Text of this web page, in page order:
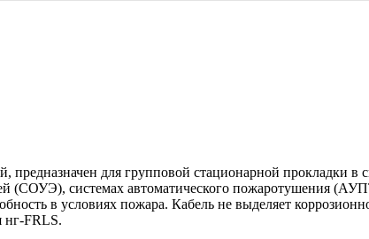
предназначен для групповой стационарной прокладки
(СОУЭ), системах автоматического пожаротушения
в условиях пожара. Кабель не выделяет
нг-FRLS.